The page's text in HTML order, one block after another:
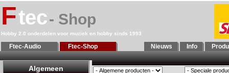
Ftec- Shop
Hobby 2.0 onderdelen voor muziek en hobby sinds 1993
Ftec-Audio Ftec-Shop Nieuws Info
Algemeen